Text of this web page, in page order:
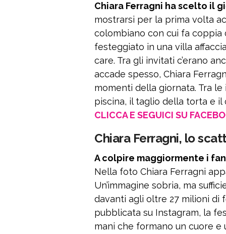
Chiara Ferragni ha scelto il
mostrarsi per la prima volta
colombiano con cui fa coppia
festeggiato in una villa
care. Tra gli invitati c’erano
accade spesso, Chiara
momenti della giornata. Tra
piscina, il taglio della torta e
CLICCA E SEGUICI SU
Chiara Ferragni, lo
A colpire maggiormente i
Nella foto Chiara Ferragni
Un’immagine sobria, ma
davanti agli oltre 27 milioni di
pubblicata su Instagram, la
mani che formano un cuore